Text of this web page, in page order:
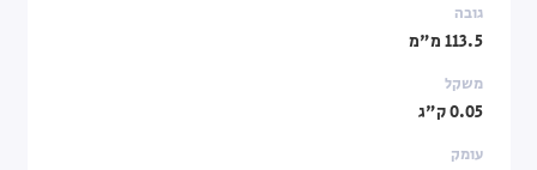
גובה
113.5 מ"מ
משקל
0.05 ק"ג
עומק